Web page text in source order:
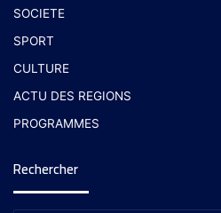
SOCIETE
SPORT
CULTURE
ACTU DES REGIONS
PROGRAMMES
Rechercher